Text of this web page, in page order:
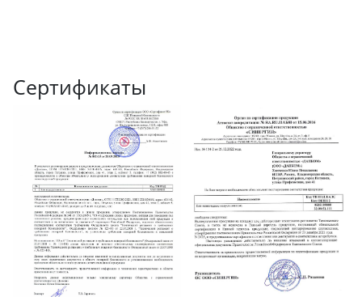
Сертификаты